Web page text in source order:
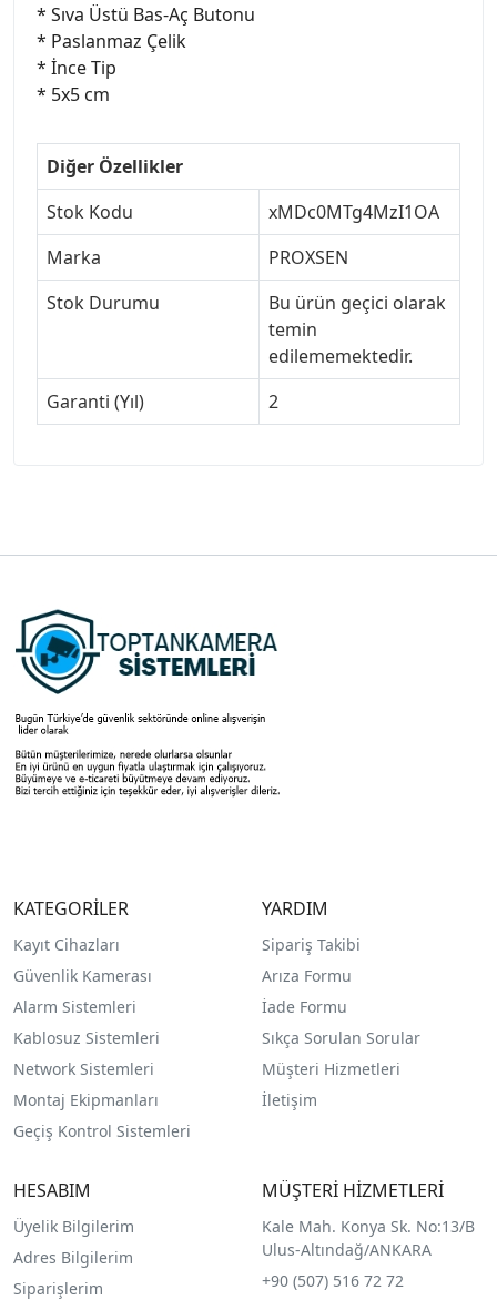
* Sıva Üstü Bas-Aç Butonu
* Paslanmaz Çelik
* İnce Tip
* 5x5 cm
Diğer Özellikler
Stok Kodu
xMDc0MTg4MzI1OA
Marka
PROXSEN
Stok Durumu
Bu ürün geçici olarak
temin
edilememektedir.
Garanti (Yıl)
2
KATEGORİLER
Kayıt Cihazları
Güvenlik Kamerası
Alarm Sistemleri
Kablosuz Sistemleri
Network Sistemleri
Montaj Ekipmanları
Geçiş Kontrol Sistemleri
YARDIM
Sipariş Takibi
Arıza Formu
İade Formu
Sıkça Sorulan Sorular
Müşteri Hizmetleri
İletişim
HESABIM
Üyelik Bilgilerim
Adres Bilgilerim
Siparişlerim
MÜŞTERİ HİZMETLERİ
Kale Mah. Konya Sk. No:13/B
Ulus-Altındağ/ANKARA
+90 (507) 516 72 72